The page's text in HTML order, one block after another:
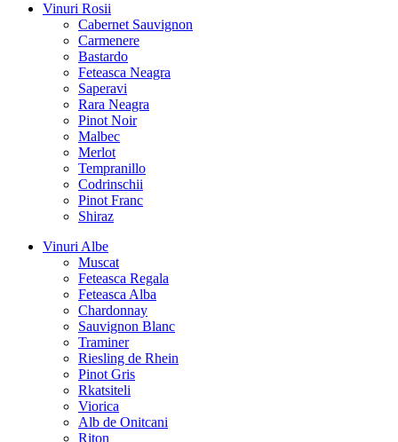
Vinuri Rosii
Cabernet Sauvignon
Carmenere
Bastardo
Feteasca Neagra
Saperavi
Rara Neagra
Pinot Noir
Malbec
Merlot
Tempranillo
Codrinschii
Pinot Franc
Shiraz
Vinuri Albe
Muscat
Feteasca Regala
Feteasca Alba
Chardonnay
Sauvignon Blanc
Traminer
Riesling de Rhein
Pinot Gris
Rkatsiteli
Viorica
Alb de Onitcani
Riton